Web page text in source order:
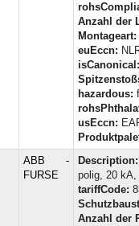
Anzahl der
Montageart:
euEccn:
isCanonical:
hazardous:
usEccn:
ABB -
FURSE
Description:
polig, 20
tariffCode:
Anzahl der